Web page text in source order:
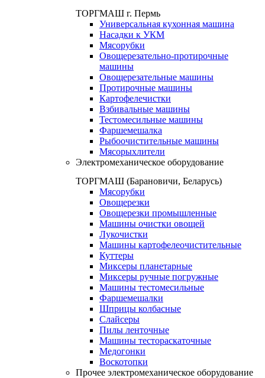
ТОРГМАШ г. Пермь
Универсальная кухонная машина
Насадки к УКМ
Мясорубки
Овощерезательно-протирочные
машины
Овощерезательные машины
Протирочные машины
Картофелечистки
Взбивальные машины
Тестомесильные машины
Фаршемешалка
Рыбоочистительные машины
Мясорыхлители
Электромеханическое оборудование
ТОРГМАШ (Барановичи, Беларусь)
Мясорубки
Овощерезки
Овощерезки промышленные
Машины очистки овощей
Лукочистки
Машины картофелеочистительные
Куттеры
Миксеры планетарные
Миксеры ручные погружные
Машины тестомесильные
Фаршемешалки
Шприцы колбасные
Слайсеры
Пилы ленточные
Машины тестораскаточные
Медогонки
Воскотопки
Прочее электромеханическое оборудование